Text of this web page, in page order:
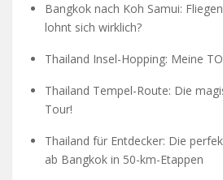
Bangkok nach Koh Samui:
lohnt sich wirklich?
Thailand Insel-Hopping: Meine
Thailand Tempel-Route: Die
Tour!
Thailand für Entdecker: Die
ab Bangkok in 50-km-Etappen